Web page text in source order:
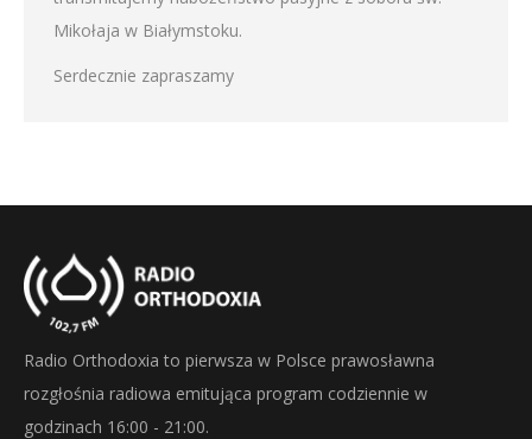
Mikołaja w Białymstoku.
Serdecznie zapraszamy
Radio Orthodoxia to pierwsza w Polsce prawosławna
rozgłośnia radiowa emitująca program codziennie w
godzinach 16:00 - 21:00.